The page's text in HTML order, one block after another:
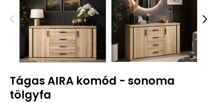
Tágas AIRA komód - sonoma
tölgyfa